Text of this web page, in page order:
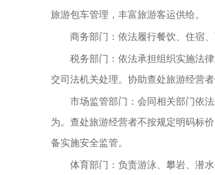
旅游包车管理，丰富旅游客运供给。
商务部门：依法履行餐饮、住宿
税务部门：依法承担组织实施法
交司法机关处理。协助查处旅游经营
市场监管部门：会同相关部门依
为。查处旅游经营者不按规定明码标
备实施安全监管。
体育部门：负责游泳、攀岩、潜